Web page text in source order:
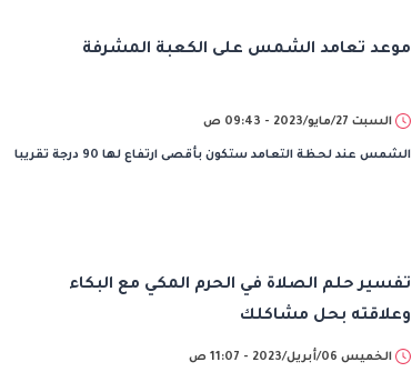
موعد تعامد الشمس على الكعبة المشرفة
السبت 27/مايو/2023 - 09:43 ص
الشمس عند لحظة التعامد ستكون بأقصى ارتفاع لها 90 درجة تقريبا
تفسير حلم الصلاة في الحرم المكي مع البكاء
وعلاقته بحل مشاكلك
الخميس 06/أبريل/2023 - 11:07 ص